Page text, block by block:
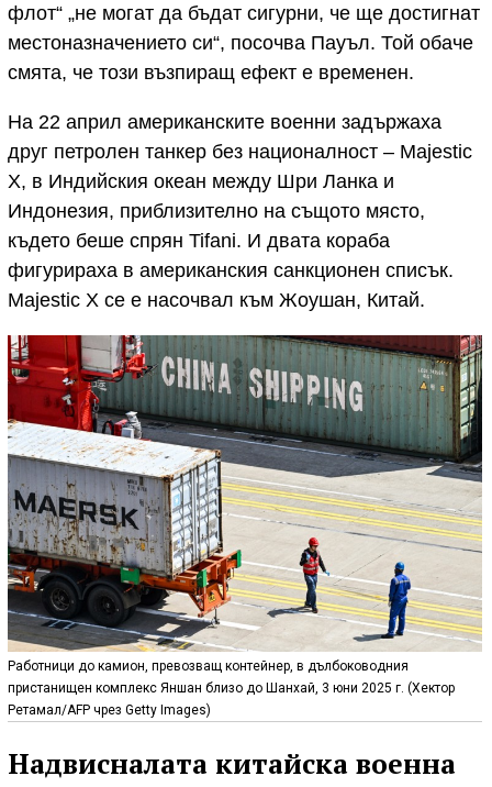
флот“ „не могат да бъдат сигурни, че ще достигнат
местоназначението си“, посочва Пауъл. Той обаче
смята, че този възпиращ ефект е временен.
На 22 април американските военни задържаха
друг петролен танкер без националност – Majestic
X, в Индийския океан между Шри Ланка и
Индонезия, приблизително на същото място,
където беше спрян Tifani. И двата кораба
фигурираха в американския санкционен списък.
Majestic X се е насочвал към Жоушан, Китай.
Работници до камион, превозващ контейнер, в дълбоководния
пристанищен комплекс Яншан близо до Шанхай, 3 юни 2025 г. (Хектор
Ретамал/AFP чрез Getty Images)
Надвисналата китайска военна